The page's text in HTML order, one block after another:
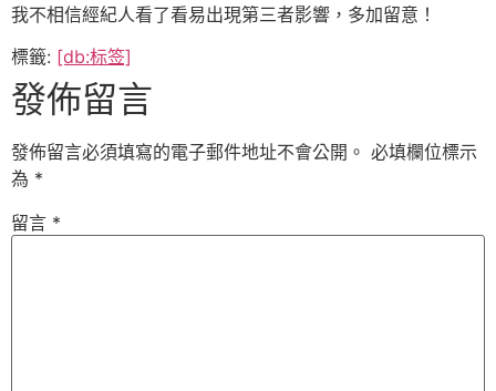
我不相信經紀人看了看易出現第三者影響，多加留意！
標籤: [db:标签]
發佈留言
發佈留言必須填寫的電子郵件地址不會公開。 必填欄位標示
為 *
留言 *